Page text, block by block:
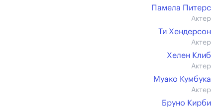
Памела Питерс
Актер
Ти Хендерсон
Актер
Хелен Клиб
Актер
Муако Кумбука
Актер
Бруно Кирби